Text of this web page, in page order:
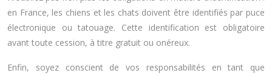
en France, les chiens et les chats doivent être identifiés par puce
électronique ou tatouage. Cette identification est obligatoire
avant toute cession, à titre gratuit ou onéreux.
Enfin, soyez conscient de vos responsabilités en tant que